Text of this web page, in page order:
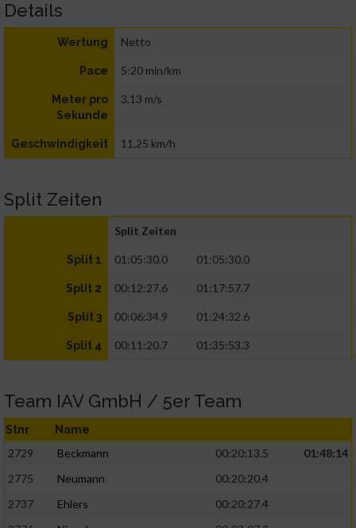
Details
Wertung Netto
Pace 5:20 min/km
Meter pro
Sekunde
3,13 m/s
Geschwindigkeit 11,25 km/h
Split Zeiten
Split Zeiten
Split 1 01:05:30.0 01:05:30.0
Split 2 00:12:27.6 01:17:57.7
Split 3 00:06:34.9 01:24:32.6
Split 4 00:11:20.7 01:35:53.3
Team IAV GmbH / 5er Team
Stnr Name
2729 Beckmann 00:20:13.5
01:48:14
2775
Neumann
00:20:20.4
2737
Ehlers
00:20:27.4